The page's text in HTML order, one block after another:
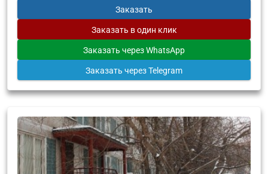
Заказать
Заказать в один клик
Заказать через WhatsApp
Заказать через Telegram